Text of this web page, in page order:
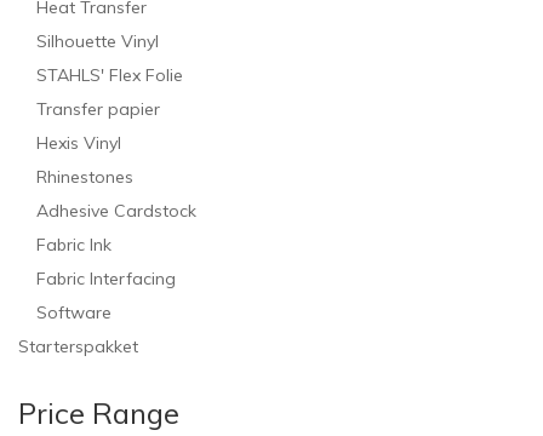
Heat Transfer
Silhouette Vinyl
STAHLS' Flex Folie
Transfer papier
Hexis Vinyl
Rhinestones
Adhesive Cardstock
Fabric Ink
Fabric Interfacing
Software
Starterspakket
Price Range